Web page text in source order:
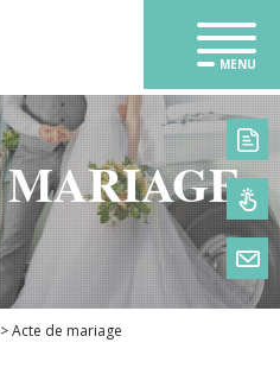
MENU
>Acte de mariage